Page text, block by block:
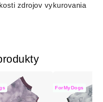
zdrojov vykurovania
ForMyDogs